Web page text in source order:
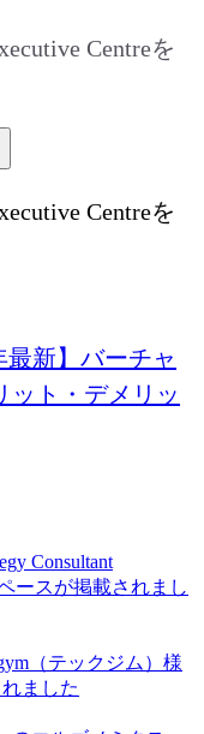
Centreを
Centreを
最新】バーチャ
ット・デメリッ
Consultant
ースが掲載されまし
（テックジム）様
ました